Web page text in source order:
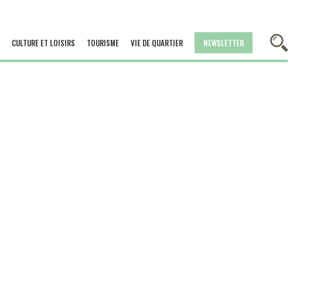
CULTURE ET LOISIRS TOURISME VIE DE QUARTIER NEWSLETTER